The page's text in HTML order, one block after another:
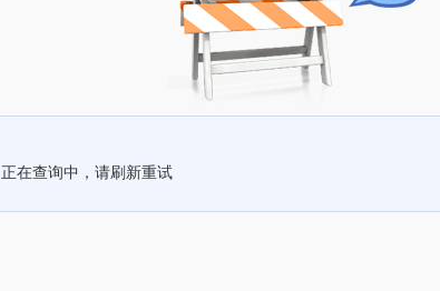
正在查询中，请刷新重试